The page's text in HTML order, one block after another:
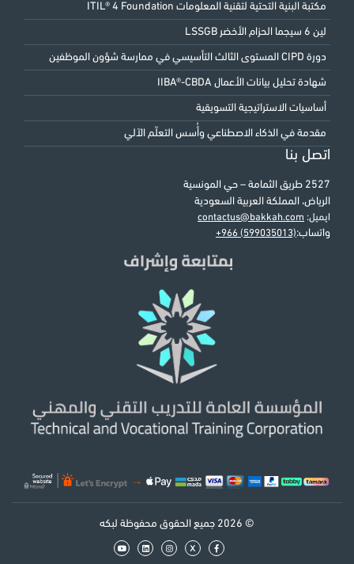
مكتبة البنية التحتية لتقنية المعلومات ITIL® 4 Foundation
لين 6 سيجما الحزام الأخضر LSSGB
دورة CIPD المستوى الثالث التأسيسي في ممارسة شؤون الموظفين
شهادة تحليل بيانات الأعمال IIBA®-CBDA
أساسيات الاستراتيجية التسويقية
مقدمة في الذكاء الاصطناعي وأُسس التعلّم الآلي
اتصل بنا
2527 طريق الثمامة – حي المونسية
الرياض، المملكة العربية السعودية
ايميل: contactus@bakkah.com
واتساب:+966 (599035013)
© 2026 جميع الحقوق محفوظة لبكه
x